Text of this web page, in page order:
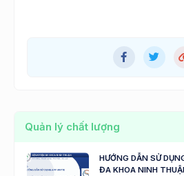
Quản lý chất lượng
HƯỚNG DẪN SỬ
ĐA KHOA NINH